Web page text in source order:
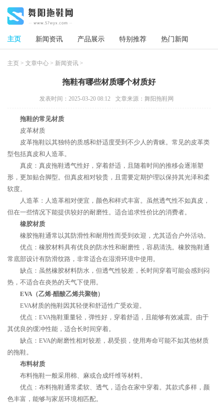
主页 新闻资讯 产品展示 特别推荐 热门新闻
主页 > 文章中心 > 新闻资讯 >
拖鞋有哪些材质哪个材质好
发表时间：2025-03-20 08:12 文章来源：舞阳拖鞋网
拖鞋的常见材质
皮革材质
皮革拖鞋以其独特的质感和舒适度受到不少人的青睐。常见的皮革类
型包括真皮和人造革。
真皮：真皮拖鞋透气性好，穿着舒适，且随着时间的推移会逐渐塑
形，更加贴合脚型。但真皮相对较贵，且需要定期护理以保持其光泽和柔
软度。
人造革：人造革相对便宜，颜色和样式丰富。虽然透气性不如真皮，
但在一些情况下能提供较好的耐磨性。适合追求性价比的消费者。
橡胶材质
橡胶拖鞋通常以其防滑性和耐用性而受到欢迎，尤其适合户外活动。
优点：橡胶材料具有优良的防水性和耐磨性，容易清洗。橡胶拖鞋通
常底部设计有防滑纹路，非常适合在湿滑环境中使用。
缺点：虽然橡胶材料防水，但透气性较差，长时间穿着可能会感到闷
热，不适合在炎热的天气下使用。
EVA（乙烯-醋酸乙烯共聚物）
EVA材质的拖鞋因其轻便和舒适性广受欢迎。
优点：EVA拖鞋重量轻，弹性好，穿着舒适，且能够有效减震。由于
其优良的缓冲性能，适合长时间穿着。
缺点：EVA的耐磨性相对较差，易受损，使用寿命可能不如其他材质
的拖鞋。
布料材质
布料拖鞋一般采用棉、麻或合成纤维等材料。
优点：布料拖鞋通常柔软、透气，适合在家中穿着。其款式多样，颜
色丰富，能够与家居环境相匹配。